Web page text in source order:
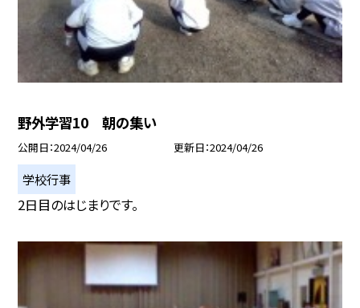
野外学習10 朝の集い
公開日 2024/04/26 更新日 2024/04/26
学校行事
2日目のはじまりです。